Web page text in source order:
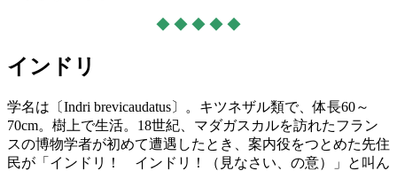
◆ ◆ ◆ ◆ ◆
インドリ
学名は〔Indri brevicaudatus〕。キツネザル類で、体長60～
70cm。樹上で生活。18世紀、マダガスカルを訪れたフラン
スの博物学者が初めて遭遇したとき、案内役をつとめた先住
民が「インドリ！ インドリ！（見なさい、の意）」と叫ん